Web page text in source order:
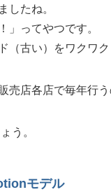
したね。
」ってやつです。
（古い）をワクワ
売店各店で毎年行う
う。
モデル